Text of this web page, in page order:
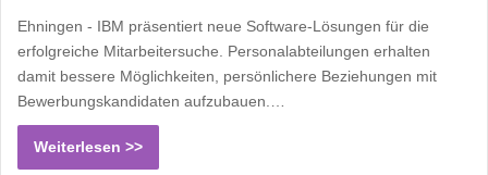
Ehningen - IBM präsentiert neue Software-Lösungen für die
erfolgreiche Mitarbeitersuche. Personalabteilungen erhalten
damit bessere Möglichkeiten, persönlichere Beziehungen mit
Bewerbungskandidaten aufzubauen.…
Weiterlesen >>